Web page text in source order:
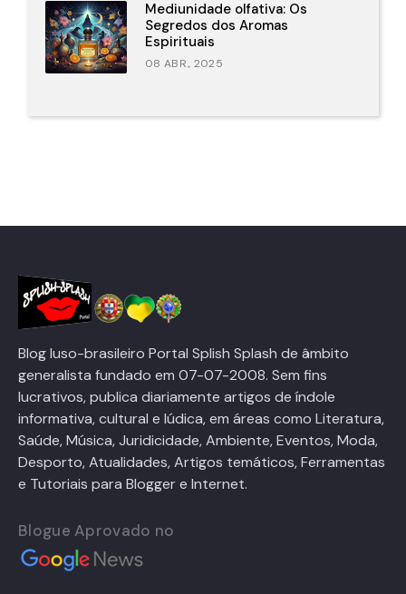
Mediunidade olfativa: Os
Segredos dos Aromas
Espirituais
08 ABR., 2025
Blog luso-brasileiro Portal Splish Splash de âmbito
generalista fundado em 07-07-2008. Sem fins
lucrativos, publica diariamente artigos de índole
informativa, cultural e lúdica, em áreas como Literatura,
Saúde, Música, Juridicidade, Ambiente, Eventos, Moda,
Desporto, Atualidades, Artigos temáticos, Ferramentas
e Tutoriais para Blogger e Internet.
Blogue Aprovado no